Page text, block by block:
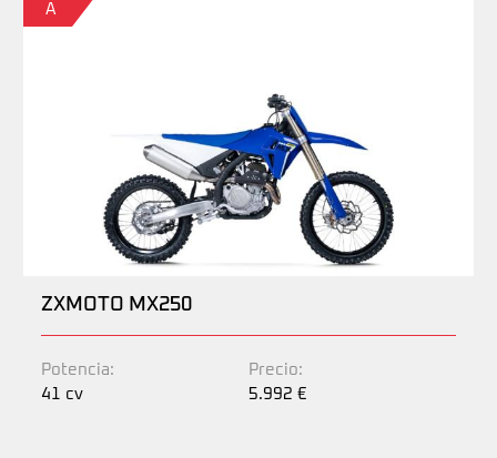
A
ZXMOTO MX250
Potencia:
41 cv
Precio:
5.992 €